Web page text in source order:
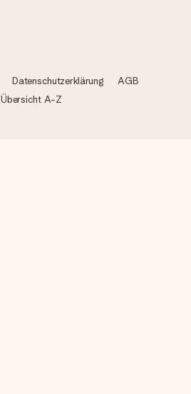
Datenschutzerklärung
AGB
Übersicht A-Z